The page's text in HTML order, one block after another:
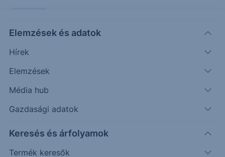
Elemzések és adatok
Hírek
Elemzések
Média hub
Gazdasági adatok
Keresés és árfolyamok
Termék keresők
bánya nagy felfutás előtt állhat
Pletser
Tamás
elemző
A Coeur Mining legfontosabb növekedési